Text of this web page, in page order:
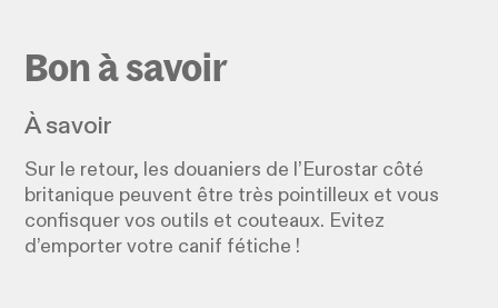
Bon à savoir
À savoir
Sur le retour, les douaniers de l’Eurostar côté
britanique peuvent être très pointilleux et vous
confisquer vos outils et couteaux. Evitez
d’emporter votre canif fétiche !